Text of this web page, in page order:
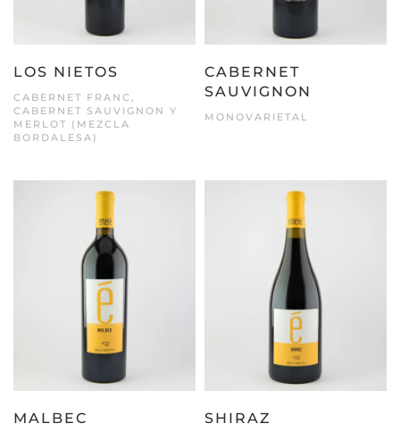
LOS NIETOS
CABERNET FRANC,
CABERNET SAUVIGNON Y
MERLOT (MEZCLA
BORDALESA)
CABERNET
SAUVIGNON
MONOVARIETAL
MALBEC SHIRAZ